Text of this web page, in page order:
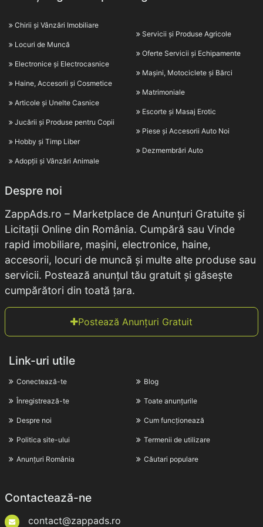
Chirii și Vânzări Imobiliare
Locuri de Muncă
Electronice și Electrocasnice
Haine, Accesorii și Cosmetice
Articole și Unelte Casnice
Jucării și Produse pentru Copii
Hobby și Timp Liber
Adopții și Vânzări Animale
Servicii și Produse Agricole
Oferte Servicii și Echipamente
Mașini, Motociclete și Bărci
Matrimoniale
Escorte și Masaj Erotic
Piese și Accesorii Auto Noi
Dezmembrări Auto
Despre noi
ZappAds.ro – Marketplace de Anunțuri Gratuite și
Licitații Online din România. Cumpără sau Vinde
rapid imobiliare, mașini, electronice, haine,
accesorii, locuri de muncă și multe alte produse sau
servicii. Postează anunțul tău gratuit și găsește
cumpărători din toată țara.
Postează Anunțuri Gratuit
Link-uri utile
Conectează-te
Înregistrează-te
Despre noi
Politica site-ului
Anunțuri România
Blog
Toate anunțurile
Cum funcționează
Termenii de utilizare
Căutari populare
Contactează-ne
contact@zappads.ro